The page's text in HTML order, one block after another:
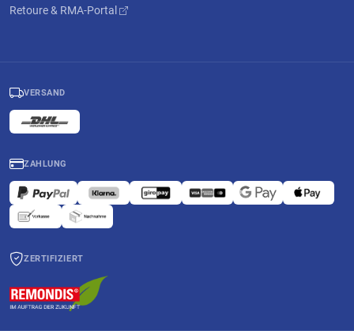
Retoure & RMA-Portal
VERSAND
ZAHLUNG
ZERTIFIZIERT